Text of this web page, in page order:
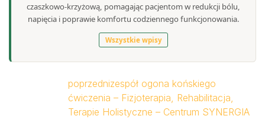
czaszkowo-krzyżową, pomagając pacjentom w redukcji bólu,
napięcia i poprawie komfortu codziennego funkcjonowania.
Wszystkie wpisy
poprzednizespół ogona końskiego
ćwiczenia – Fizjoterapia, Rehabilitacja,
Terapie Holistyczne – Centrum SYNERGIA